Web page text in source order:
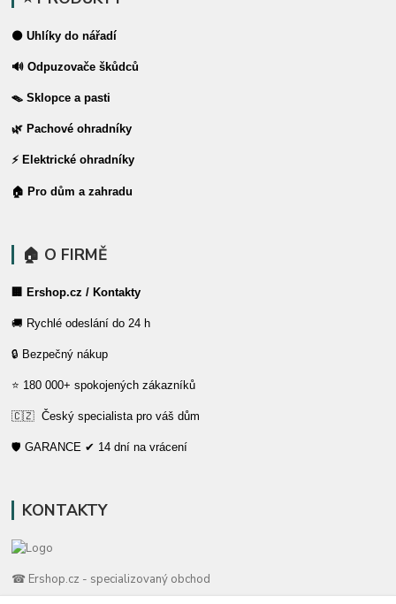
⚫ Uhlíky do nářadí
🔊 Odpuzovače škůdců
🪤 Sklopce a pasti
🌿 Pachové ohradníky
⚡ Elektrické ohradníky
🏠 Pro dům a zahradu
🏠 O FIRMĚ
🏢 Ershop.cz / Kontakty
🚚 Rychlé odeslání do 24 h
🔒 Bezpečný nákup
⭐ 180 000+ spokojených zákazníků
🇨🇿 Český specialista pro váš dům
🛡️ GARANCE ✔ 14 dní na vrácení
KONTAKTY
☎ Ershop.cz - specializovaný obchod